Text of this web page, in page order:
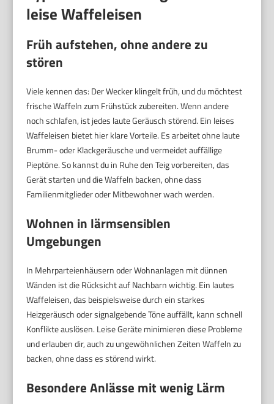
leise Waffeleisen
Früh aufstehen, ohne andere zu
stören
Viele kennen das: Der Wecker klingelt früh, und du möchtest
frische Waffeln zum Frühstück zubereiten. Wenn andere
noch schlafen, ist jedes laute Geräusch störend. Ein leises
Waffeleisen bietet hier klare Vorteile. Es arbeitet ohne laute
Brumm- oder Klackgeräusche und vermeidet auffällige
Pieptöne. So kannst du in Ruhe den Teig vorbereiten, das
Gerät starten und die Waffeln backen, ohne dass
Familienmitglieder oder Mitbewohner wach werden.
Wohnen in lärmsensiblen
Umgebungen
In Mehrparteienhäusern oder Wohnanlagen mit dünnen
Wänden ist die Rücksicht auf Nachbarn wichtig. Ein lautes
Waffeleisen, das beispielsweise durch ein starkes
Heizgeräusch oder signalgebende Töne auffällt, kann schnell
Konflikte auslösen. Leise Geräte minimieren diese Probleme
und erlauben dir, auch zu ungewöhnlichen Zeiten Waffeln zu
backen, ohne dass es störend wirkt.
Besondere Anlässe mit wenig Lärm